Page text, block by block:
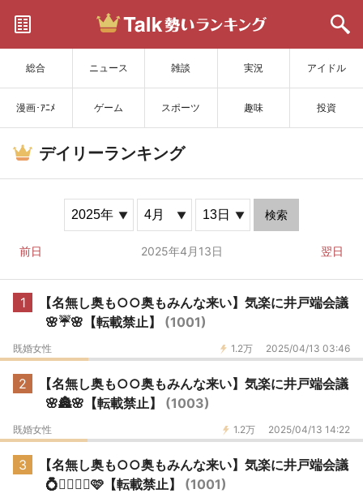
総合 ニュース 雑談 実況 アイドル
漫画･ｱﾆﾒ ゲーム スポーツ 趣味 投資
サイトを更新
デイリーランキング
検索
前日 2025年4月13日 翌日
1
【名無し奥も○○奥もみんな来い】気楽に井戸端会議
🌸☔🌸【転載禁止】 (1001)
1.2万 2025/04/13 03:46
既婚女性
2
【名無し奥も○○奥もみんな来い】気楽に井戸端会議
🌸🏯🌸【転載禁止】 (1003)
1.2万 2025/04/13 14:22
既婚女性
3
【名無し奥も○○奥もみんな来い】気楽に井戸端会議
💍👰‍♀️🤵‍♂️🩷【転載禁止】 (1001)